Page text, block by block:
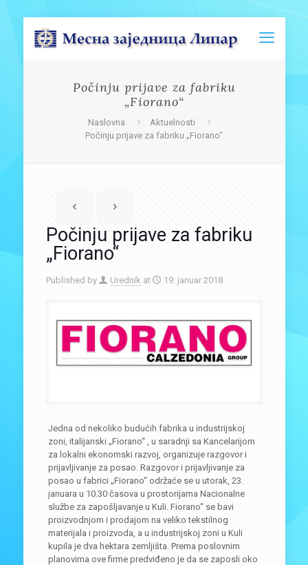
Počinju prijave za fabriku
„Fiorano“
Naslovna
Aktuelnosti
Počinju prijave za fabriku „Fiorano“
Počinju prijave za fabriku
„Fiorano“
Published by Urednik at 19. januar 2018.
Jedna od nekoliko budućih fabrika u industrijskoj
zoni, italijanski „Fiorano“ , u saradnji sa Kancelarijom
za lokalni ekonomski razvoj, organizuje razgovor i
prijavljivanje za posao. Razgovor i prijavljivanje za
posao u fabrici „Fiorano“ održaće se u utorak, 23.
januara u 10.30 časova u prostorijama Nacionalne
službe za zapošljavanje u Kuli. Fiorano“ se bavi
proizvodnjom i prodajom na veliko tekstilnog
materijala i proizvoda, a u industrijskoj zoni u Kuli
kupila je dva hektara zemljišta. Prema poslovnim
planovima ove firme predviđeno je da se zaposli oko